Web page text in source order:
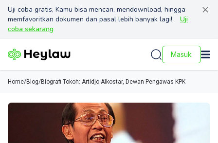
Uji coba gratis, Kamu bisa mencari, mendownload, hingga
memfavoritkan dokumen dan pasal lebih banyak lagi!
Uji
coba sekarang
Masuk
Home/Blog/Biografi Tokoh: Artidjo Alkostar, Dewan Pengawas KPK